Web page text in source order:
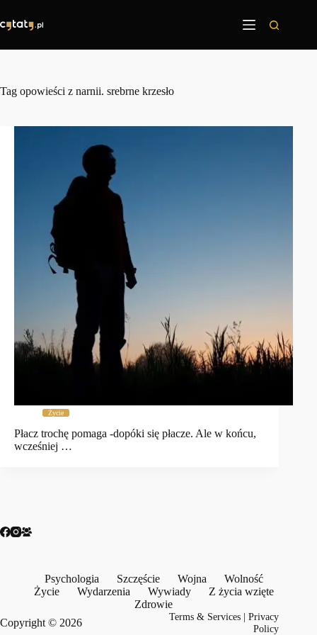
treści
Tag opowieści z narnii. srebrne krzesło
Życie
Płacz trochę pomaga -dopóki się płacze. Ale w końcu,
wcześniej …
Psychologia Szczęście Wojna
Wolność
Życie
Wydarzenia Wywiady
Z życia wzięte
Zdrowie
Copyright © 2026
Terms & Services |Privacy
Policy